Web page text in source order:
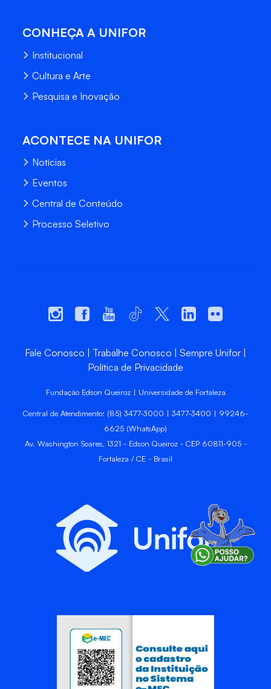
CONHEÇA A UNIFOR
Institucional
Cultura e Arte
Pesquisa e Inovação
ACONTECE NA UNIFOR
Notícias
Eventos
Central de Conteúdo
Processo Seletivo
Fale Conosco Trabalhe Conosco
Sempre Unifor
Política de Privacidade
Fundação Edson Queiroz | Universidade de Fortaleza
Central de Atendimento: (85) 3477-3000 | 3477-3400 | 99246-
6625 (WhatsApp)
Av. Washington Soares, 1321 - Edson Queiroz - CEP 60811-905 -
Fortaleza / CE - Brasil